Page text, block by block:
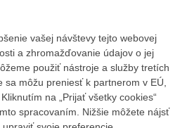
vašej návštevy tejto webovej
a zhromažďovanie údajov o jej
použiť nástroje a služby tretích
môžu preniesť k partnerom v EÚ,
na „Prijať všetky cookies“
spracovaním. Nižšie môžete nájsť